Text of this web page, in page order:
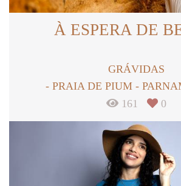
À ESPERA DE
GRÁVIDAS
PRAIA DE PIUM -
161
0